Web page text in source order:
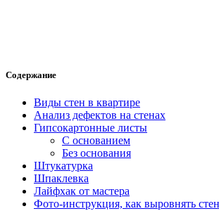
Содержание
Виды стен в квартире
Анализ дефектов на стенах
Гипсокартонные листы
С основанием
Без основания
Штукатурка
Шпаклевка
Лайфхак от мастера
Фото-инструкция, как выровнять